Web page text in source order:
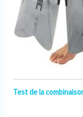
Test de la